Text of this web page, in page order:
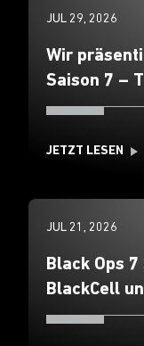
JUL 29, 2026
Wir
Saison 7 –
JETZT LESEN
JUL 21, 2026
Black Ops
BlackCell